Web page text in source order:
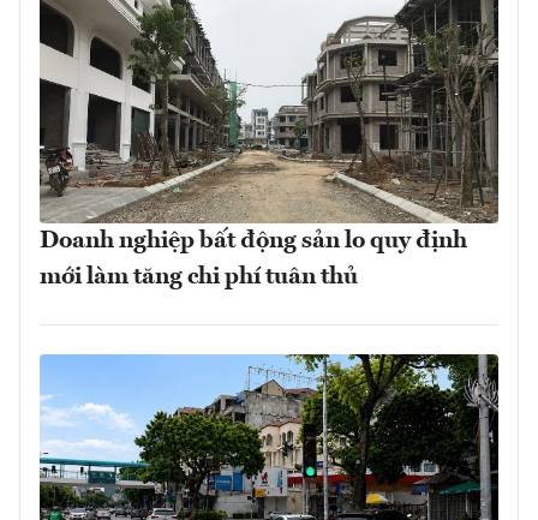
Doanh nghiệp bất động sản lo quy định
mới làm tăng chi phí tuân thủ